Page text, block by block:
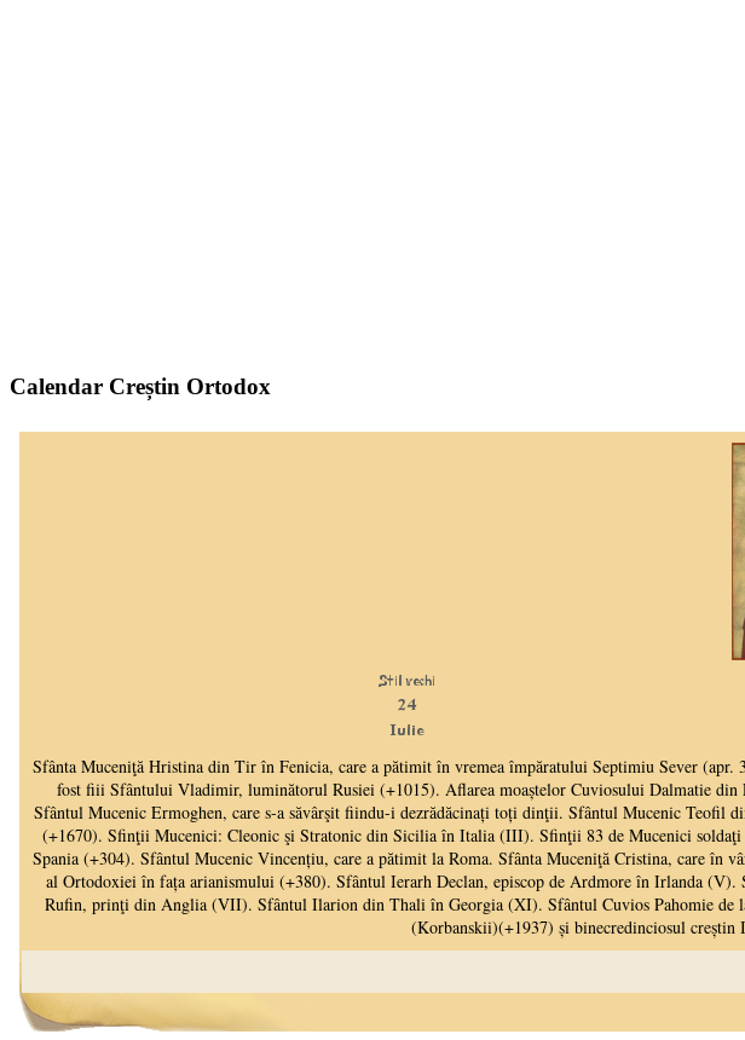
Calendar Creștin Ortodox